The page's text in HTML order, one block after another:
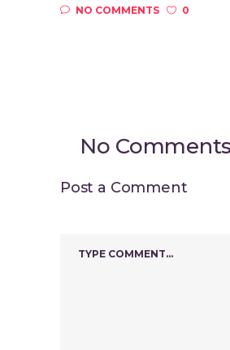
NO COMMENTS
0
No Comments
Post a Comment